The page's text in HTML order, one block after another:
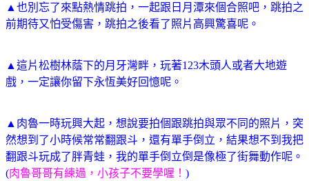
▲也別忘了來點熱情跳拍，一起跟日月潭來個合照吧，跳拍之
前期待又怕受傷害，跳拍之後看了照片高興驚喜呢。
▲這片松樹林蔭下的月牙灣畔，玩著123木頭人或者大地遊
戲，一定讓你留下永恆美好回憶呢。
▲肉魯一時玩興大起，想說要拍個跟跳拍與眾不同的照片，突
然想到了小時候常常翻跟斗，還有單手倒立，結果想不到我把
翻跟斗玩成了胖青蛙，我的單手倒立倒是像極了街舞動作呢。
(肉魯哥哥有練過，小孩子不要學喔！ )